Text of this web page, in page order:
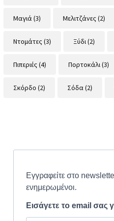
Μαγιά(3) Μελιτζάνες (2)
Ντομάτες (3) Ξύδι(2)
Πιπεριές (4) Πορτοκάλι(3)
Σκόρδο (2) Σόδα(2)